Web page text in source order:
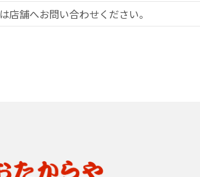
店舗へお問い合わせください。